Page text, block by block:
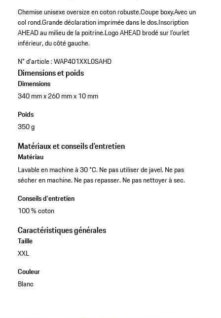
Chemise unisexe oversize en coton robuste.Coupe boxy.Avec un
col rond.Grande déclaration imprimée dans le dos.Inscription
AHEAD au milieu de la poitrine.Logo AHEAD brodé sur l’ourlet
inférieur, du côté gauche.
N° d'article :WAP401XXL0SAHD
Dimensions et poids
Dimensions
340 mm x 260 mm x 10 mm
Poids
350 g
Matériaux et conseils d'entretien
Matériau
Lavable en machine à 30 °C. Ne pas utiliser de javel. Ne pas
sécher en machine. Ne pas repasser. Ne pas nettoyer à sec.
Conseils d'entretien
100 % coton
Caractéristiques générales
Taille
XXL
Couleur
Blanc